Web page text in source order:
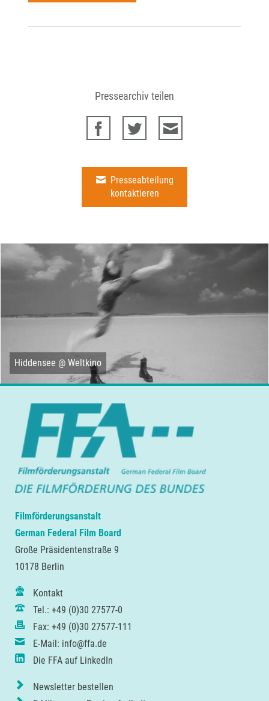
Pressearchiv teilen
Presseabteilung
kontaktieren
Hiddensee @ Weltkino
Filmförderungsanstalt
German Federal Film Board
Große Präsidentenstraße 9
10178 Berlin
Kontakt
Tel.: +49 (0)30 27577-0
Fax: +49 (0)30 27577-111
E-Mail: info@ffa.de
Die FFA auf LinkedIn
Newsletter bestellen